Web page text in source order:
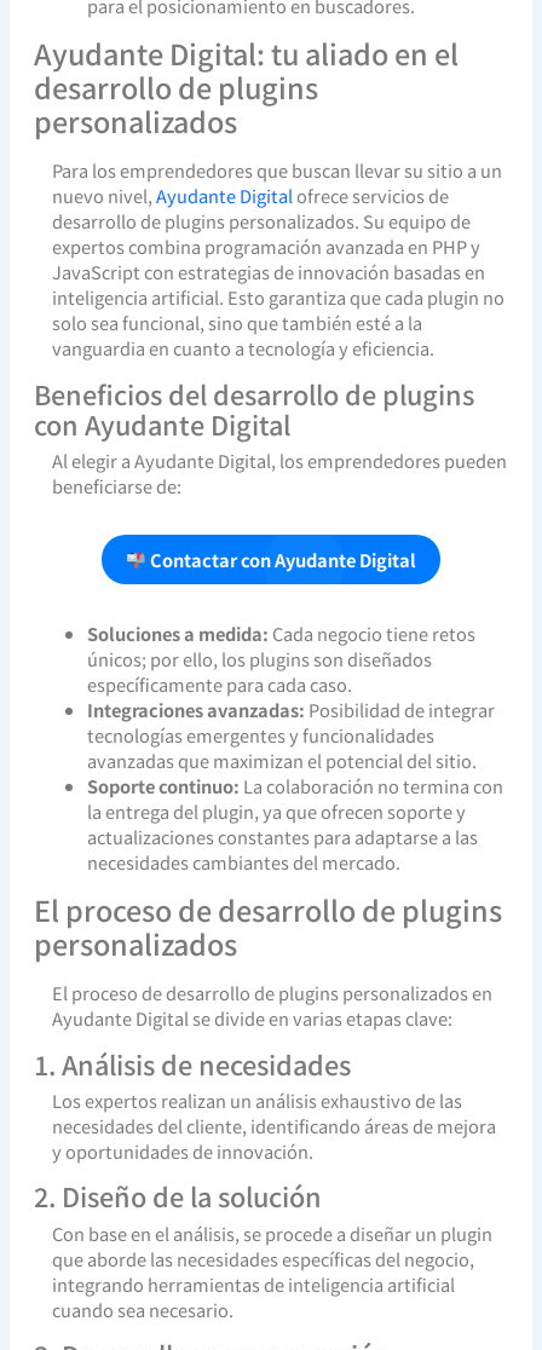
para el posicionamiento en buscadores.
Ayudante Digital: tu aliado en el
desarrollo de plugins
personalizados
Para los emprendedores que buscan llevar su sitio a un
nuevo nivel,Ayudante Digitalofrece servicios de
desarrollo de plugins personalizados. Su equipo de
expertos combina programación avanzada en PHP y
JavaScript con estrategias de innovación basadas en
inteligencia artificial. Esto garantiza que cada plugin no
solo sea funcional, sino que también esté a la
vanguardia en cuanto a tecnología y eficiencia.
Beneficios del desarrollo de plugins
con Ayudante Digital
Al elegir a Ayudante Digital, los emprendedores pueden
beneficiarse de:
Contactar con Ayudante Digital
Soluciones a medida: Cada negocio tiene retos
únicos; por ello, los plugins son diseñados
específicamente para cada caso.
Integraciones avanzadas: Posibilidad de integrar
tecnologías emergentes y funcionalidades
avanzadas que maximizan el potencial del sitio.
Soporte continuo: La colaboración no termina con
la entrega del plugin, ya que ofrecen soporte y
actualizaciones constantes para adaptarse a las
necesidades cambiantes del mercado.
El proceso de desarrollo de plugins
personalizados
El proceso de desarrollo de plugins personalizados en
Ayudante Digital se divide en varias etapas clave:
1. Análisis de necesidades
Los expertos realizan un análisis exhaustivo de las
necesidades del cliente, identificando áreas de mejora
y oportunidades de innovación.
2. Diseño de la solución
Con base en el análisis, se procede a diseñar un plugin
que aborde las necesidades específicas del negocio,
integrando herramientas de inteligencia artificial
cuando sea necesario.